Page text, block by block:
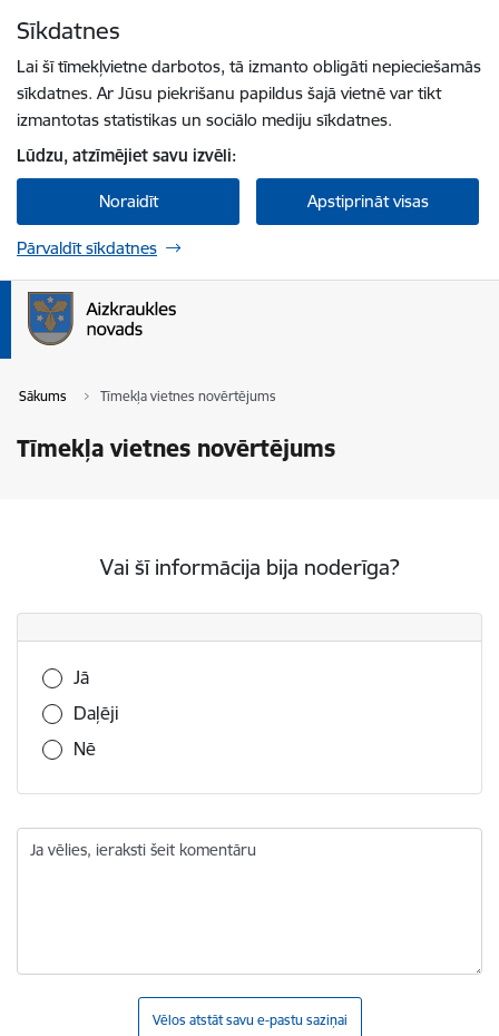
Sīkdatnes
Lai šī tīmekļvietne darbotos, tā izmanto obligāti nepieciešamās
sīkdatnes. Ar Jūsu piekrišanu papildus šajā vietnē var tikt
izmantotas statistikas un sociālo mediju sīkdatnes.
Lūdzu, atzīmējiet savu izvēli:
Noraidīt Apstiprināt visas
Pārvaldīt sīkdatnes
Sākums Tīmekļa vietnes novērtējums
Tīmekļa vietnes novērtējums
Vai šī informācija bija noderīga?
Vai šī informācija bija noderīga?
Jā
Daļēji
Nē
Ja vēlies, ieraksti šeit komentāru
Vēlos atstāt savu e-pastu saziņai